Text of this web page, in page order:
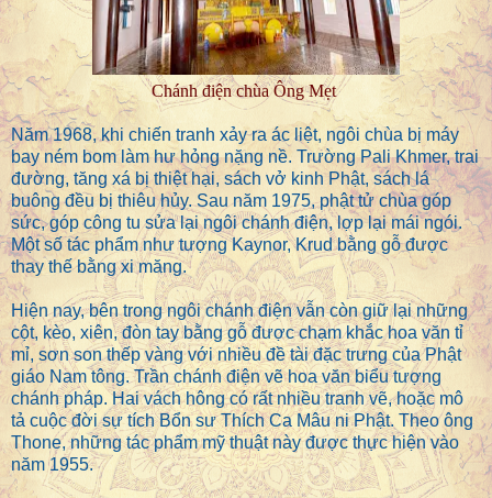
Chánh điện chùa Ông Mẹt
Năm 1968, khi chiến tranh xảy ra ác liệt, ngôi chùa bị máy
bay ném bom làm hư hỏng nặng nề. Trường Pali Khmer, trai
đường, tăng xá bị thiệt hại, sách vở kinh Phật, sách lá
buông đều bị thiêu hủy. Sau năm 1975, phật tử chùa góp
sức, góp công tu sửa lại ngôi chánh điện, lợp lại mái ngói.
Một số tác phẩm như tượng Kaynor, Krud bằng gỗ được
thay thế bằng xi măng.
Hiện nay, bên trong ngôi chánh điện vẫn còn giữ lại những
cột, kèo, xiên, đòn tay bằng gỗ được chạm khắc hoa văn tỉ
mỉ, sơn son thếp vàng với nhiều đề tài đặc trưng của Phật
giáo Nam tông. Trần chánh điện vẽ hoa văn biểu tượng
chánh pháp. Hai vách hông có rất nhiều tranh vẽ, hoặc mô
tả cuộc đời sự tích Bổn sư Thích Ca Mâu ni Phật. Theo ông
Thone, những tác phẩm mỹ thuật này được thực hiện vào
năm 1955.